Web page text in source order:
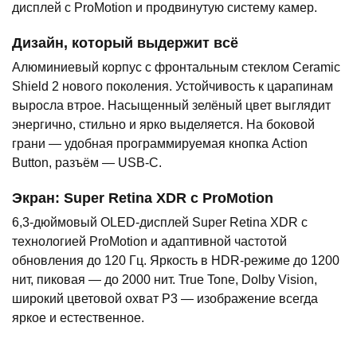
дисплей с ProMotion и продвинутую систему камер.
Дизайн, который выдержит всё
Алюминиевый корпус с фронтальным стеклом Ceramic
Shield 2 нового поколения. Устойчивость к царапинам
выросла втрое. Насыщенный зелёный цвет выглядит
энергично, стильно и ярко выделяется. На боковой
грани — удобная программируемая кнопка Action
Button, разъём — USB-C.
Экран: Super Retina XDR с ProMotion
6,3-дюймовый OLED-дисплей Super Retina XDR с
технологией ProMotion и адаптивной частотой
обновления до 120 Гц. Яркость в HDR-режиме до 1200
нит, пиковая — до 2000 нит. True Tone, Dolby Vision,
широкий цветовой охват P3 — изображение всегда
яркое и естественное.